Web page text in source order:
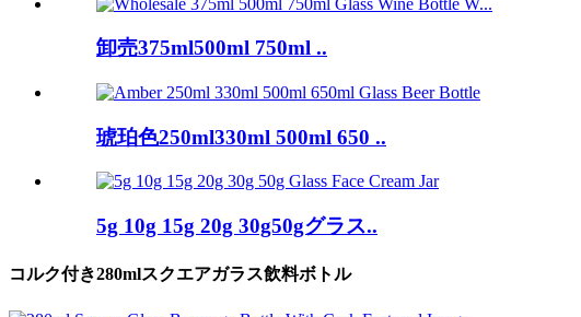
卸売375ml500ml 750ml ..
琥珀色250ml330ml 500ml 650 ..
5g 10g 15g 20g 30g50gグラス..
コルク付き280mlスクエアガラス飲料ボトル